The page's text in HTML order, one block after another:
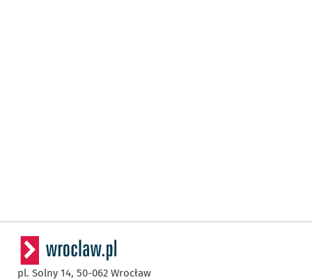
pl. Solny 14, 50-062 Wrocław